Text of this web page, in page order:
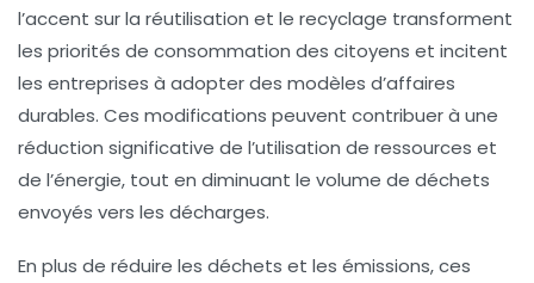
l’accent sur la réutilisation et le recyclage transforment
les priorités de consommation des citoyens et incitent
les entreprises à adopter des modèles d’affaires
durables. Ces modifications peuvent contribuer à une
réduction significative de l’utilisation de ressources et
de l’énergie, tout en diminuant le volume de déchets
envoyés vers les décharges.
En plus de réduire les déchets et les émissions, ces